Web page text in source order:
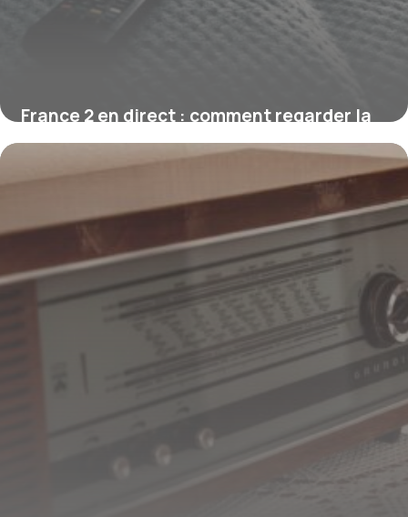
France 2 en direct : comment regarder la
chaîne gratuitement
1 août 2026